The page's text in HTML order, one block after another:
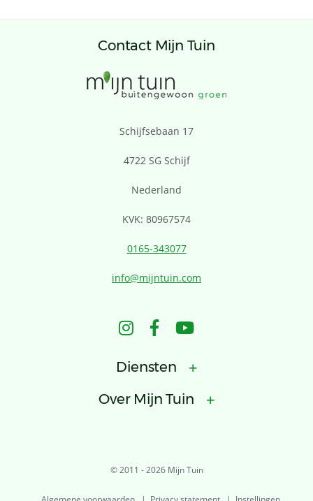
Contact Mijn Tuin
Schijfsebaan 17
4722 SG Schijf
Nederland
KVK: 80967574
0165-343077
info@mijntuin.com
Diensten
Tuinontwerp
Over Mijn Tuin
© 2011 - 2026 Mijn Tuin